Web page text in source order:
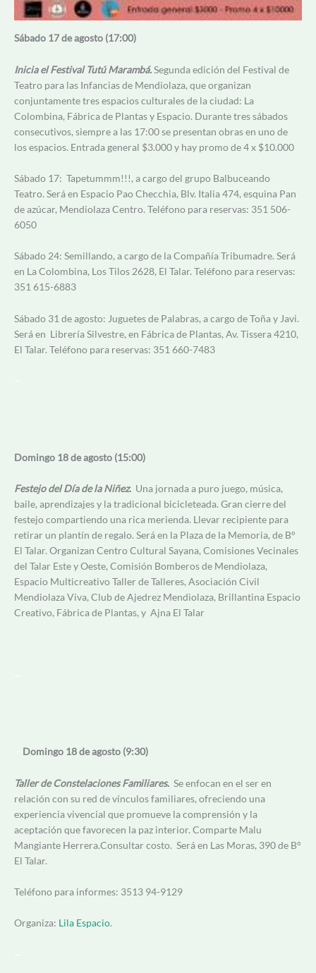
Sábado 17 de agosto (17:00)
Inicia el Festival Tutú Marambá.Segunda edición del Festival de
Teatro para las Infancias de Mendiolaza, que organizan
conjuntamente tres espacios culturales de la ciudad: La
Colombina, Fábrica de Plantas y Espacio. Durante tres sábados
consecutivos, siempre a las 17:00 se presentan obras en uno de
los espacios. Entrada general $3.000 y hay promo de 4 x $10.000
Sábado 17: Tapetummm!!!, a cargo del grupo Balbuceando
Teatro. Será en Espacio Pao Checchia, Blv. Italia 474, esquina Pan
de azúcar, Mendiolaza Centro. Teléfono para reservas: 351 506-
6050
Sábado 24: Semillando, a cargo de la Compañía Tribumadre. Será
en La Colombina, Los Tilos 2628, El Talar. Teléfono para reservas:
351 615-6883
Sábado 31 de agosto: Juguetes de Palabras, a cargo de Toña y Javi.
Será en Librería Silvestre, en Fábrica de Plantas, Av. Tissera 4210,
El Talar. Teléfono para reservas: 351 660-7483
Domingo 18 de agosto (15:00)
Festejo del Día de la Niñez. Una jornada a puro juego, música,
baile, aprendizajes y la tradicional bicicleteada. Gran cierre del
festejo compartiendo una rica merienda. Llevar recipiente para
retirar un plantín de regalo. Será en la Plaza de la Memoria, de B°
El Talar. Organizan Centro Cultural Sayana, Comisiones Vecinales
del Talar Este y Oeste, Comisión Bomberos de Mendiolaza,
Espacio Multicreativo Taller de Talleres, Asociación Civil
Mendiolaza Viva, Club de Ajedrez Mendiolaza, Brillantina Espacio
Creativo, Fábrica de Plantas, y Ajna El Talar
Domingo 18 de agosto (9:30)
Taller de Constelaciones Familiares. Se enfocan en el ser en
relación con su red de vínculos familiares, ofreciendo una
experiencia vivencial que promueve la comprensión y la
aceptación que favorecen la paz interior. Comparte Malu
Mangiante Herrera.Consultar costo. Será en Las Moras, 390 de B°
El Talar.
Teléfono para informes: 3513 94-9129
Organiza: Lila Espacio.